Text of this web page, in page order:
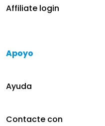
Affiliate login
Apoyo
Ayuda
Contacte con